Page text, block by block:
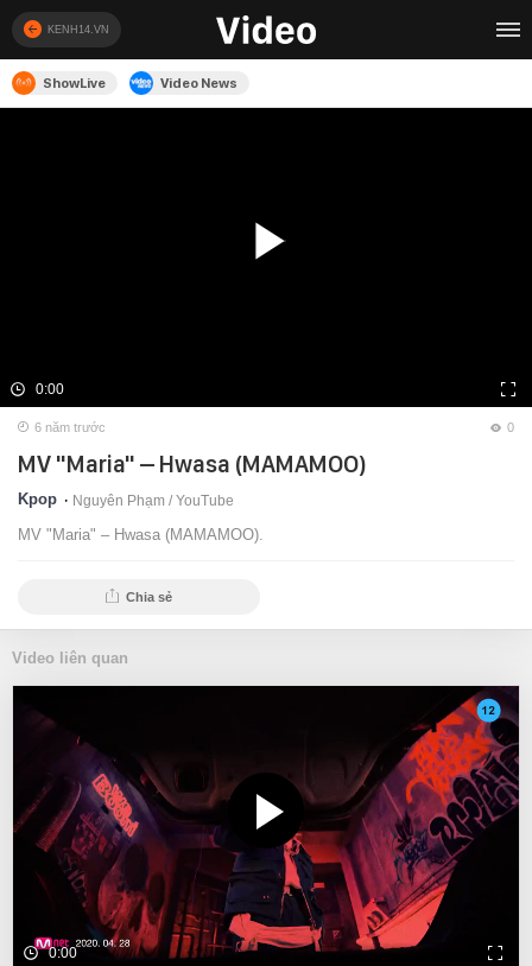
KENH14.VN
ShowLive Video News
0:00
6 năm trước 0
MV "Maria" – Hwasa (MAMAMOO)
Kpop Nguyên Phạm / YouTube
MV "Maria" – Hwasa (MAMAMOO).
Chia sẻ
Video liên quan
0:00